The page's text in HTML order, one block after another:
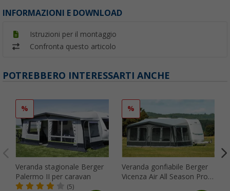
INFORMAZIONI E DOWNLOAD
Istruzioni per il montaggio
Confronta questo articolo
POTREBBERO INTERESSARTI ANCHE
%
Veranda stagionale Berger
Palermo II per caravan
(5)
%
Veranda gonfiabile Berger
Vicenza Air All Season Pro